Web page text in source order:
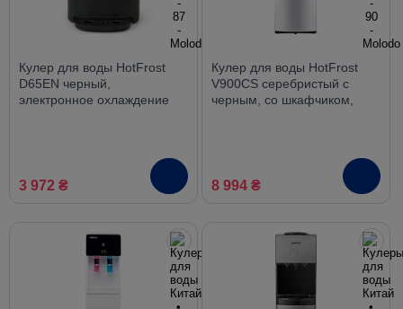
Кулер для воды HotFrost
D65EN черный,
электронное охлаждение
3 972 ₴
Кулер для воды HotFrost
V900CS серебристый с
черным, со шкафчиком,
8 994 ₴